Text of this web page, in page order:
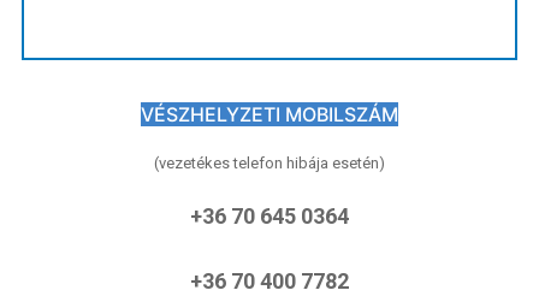
VÉSZHELYZETI MOBILSZÁM
(vezetékes telefon hibája esetén)
+36 70 645 0364
+36 70 400 7782